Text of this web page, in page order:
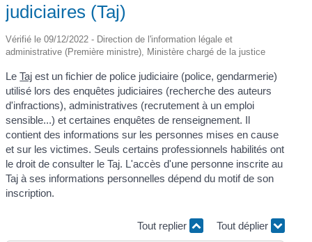
judiciaires (Taj)
Vérifié le 09/12/2022 - Direction de l'information légale et
administrative (Première ministre), Ministère chargé de la justice
LeTaj est un fichier de police judiciaire (police, gendarmerie)
utilisé lors des enquêtes judiciaires (recherche des auteurs
d'infractions), administratives (recrutement à un emploi
sensible...) et certaines enquêtes de renseignement. Il
contient des informations sur les personnes mises en cause
et sur les victimes. Seuls certains professionnels habilités ont
le droit de consulter le Taj. L'accès d'une personne inscrite au
Taj à ses informations personnelles dépend du motif de son
inscription.
Tout replier Tout déplier